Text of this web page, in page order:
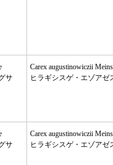
サ
Carex augustinowiczii
ヒラギシスゲ・エゾアゼ
サ
Carex augustinowiczii
ヒラギシスゲ・エゾアゼ